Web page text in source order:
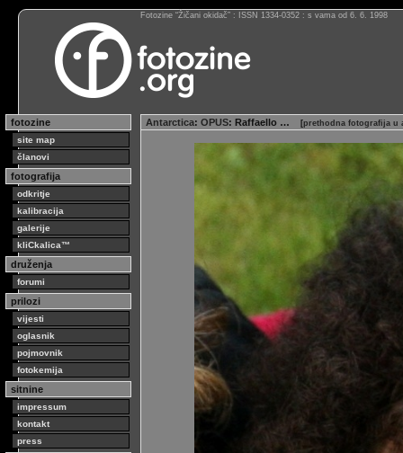
Fotozine “Žičani okidač” : ISSN 1334-0352 : s vama od 6. 6. 1998
fotozine
site map
članovi
fotografija
odkritje
kalibracija
galerije
kliCkalica™
druženja
forumi
prilozi
vijesti
oglasnik
pojmovnik
fotokemija
sitnine
impressum
kontakt
press
Antarctica: OPUS: Raffaello … [prethodna fotografija u